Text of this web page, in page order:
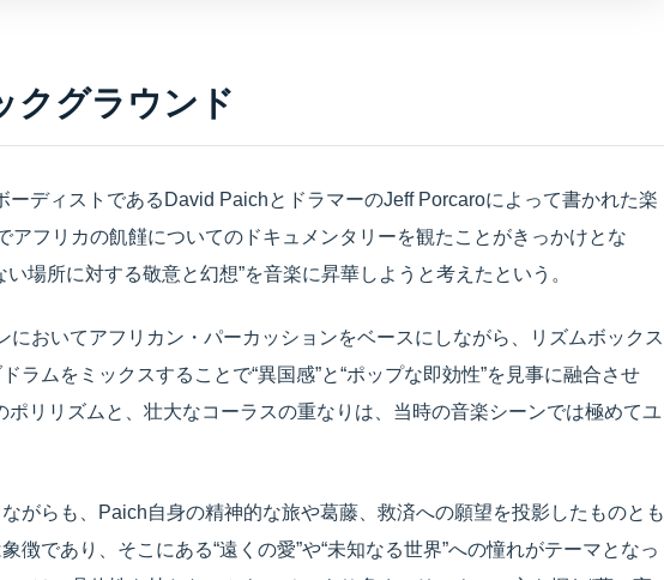
クグラウンド
ーディストであるDavid PaichとドラマーのJeff Porcaroによって書かれた楽
アフリカの飢饉についてのドキュメンタリーを観たことがきっかけとな
い場所に対する敬意と幻想”を音楽に昇華しようと考えたという。
においてアフリカン・パーカッションをベースにしながら、リズムボックス
ラムをミックスすることで“異国感”と“ポップな即効性”を見事に融合させ
ポリリズムと、壮大なコーラスの重なりは、当時の音楽シーンでは極めてユ
がらも、Paich自身の精神的な旅や葛藤、救済への願望を投影したものとも
徴であり、そこにある“遠くの愛”や“未知なる世界”への憧れがテーマとなっ